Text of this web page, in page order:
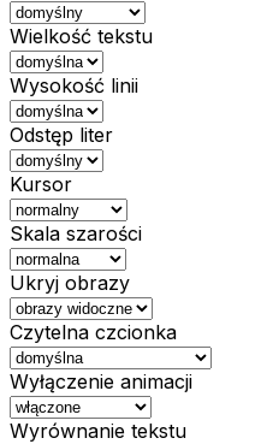
Wielkość tekstu
Wysokość linii
Odstęp liter
Kursor
Skala szarości
Ukryj obrazy
Czytelna czcionka
Wyłączenie animacji
Wyrównanie tekstu